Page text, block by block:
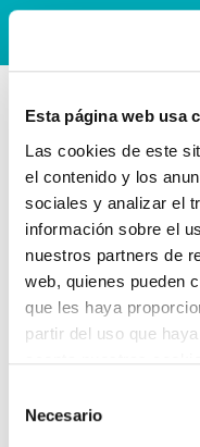
Esta página web usa
Las cookies de este
el contenido y los
sociales y analizar el
información sobre el
nuestros partners de
web, quienes pueden
que les haya
partir del uso que
Necesario